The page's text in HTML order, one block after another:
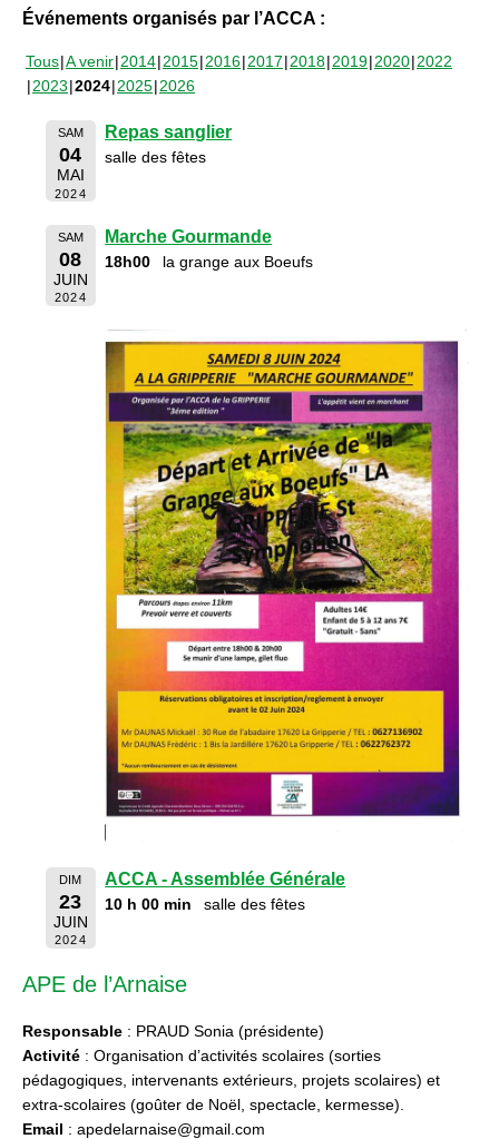
Événements organisés par l’ACCA :
Tous A venir 2014 2015 2016 2017 2018 2019 2020 2022
2023 2024 2025 2026
SAM
04
MAI
2024
Repas sanglier
salle des fêtes
SAM
08
JUIN
2024
Marche Gourmande
18h00 la grange aux Boeufs
DIM
23
JUIN
2024
ACCA - Assemblée Générale
10 h 00 min salle des fêtes
APE de l’Arnaise
Responsable : PRAUD Sonia (présidente)
Activité : Organisation d’activités scolaires (sorties
pédagogiques, intervenants extérieurs, projets scolaires) et
extra-scolaires (goûter de Noël, spectacle, kermesse).
Email : apedelarnaise@gmail.com